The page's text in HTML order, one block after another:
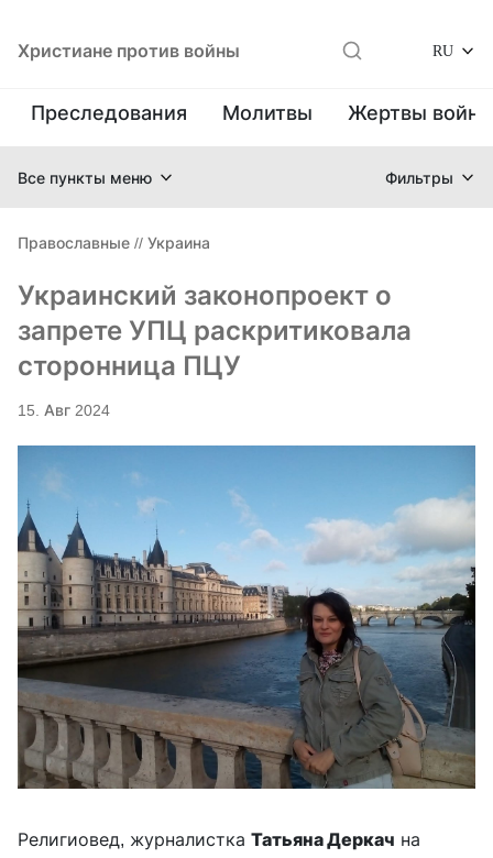
Христиане против войны RU
Преследования Молитвы Жертвы
Все пункты меню Фильтры
Православные // Украина
Украинский законопроект о
запрете УПЦ раскритиковала
сторонница ПЦУ
15. Авг 2024
Религиовед, журналистка Татьяна Деркач на